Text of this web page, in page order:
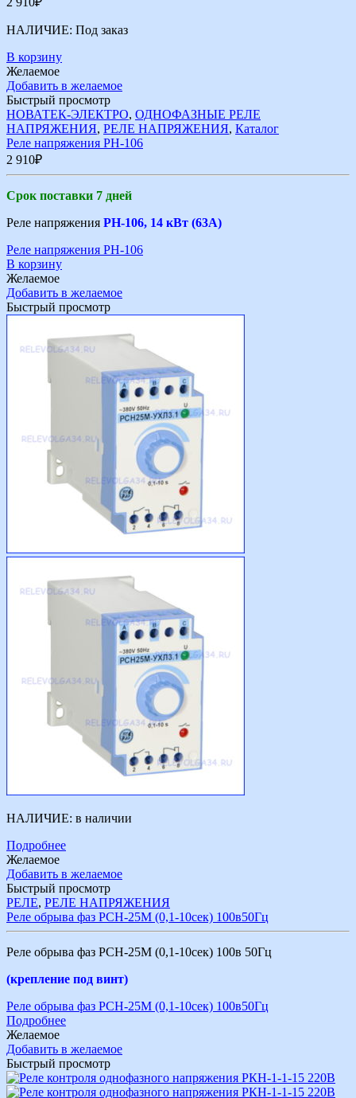
НАЛИЧИЕ: Под заказ
В корзину
Желаемое
Добавить в желаемое
Быстрый просмотр
НОВАТЕК-ЭЛЕКТРО, ОДНОФАЗНЫЕ РЕЛЕ
НАПРЯЖЕНИЯ, РЕЛЕ НАПРЯЖЕНИЯ, Каталог
Реле напряжения РН-106
2 910₽
Срок поставки 7 дней
Реле напряжения РН-106, 14 кВт (63А)
Реле напряжения РН-106
В корзину
Желаемое
Добавить в желаемое
Быстрый просмотр
НАЛИЧИЕ: в наличии
Подробнее
Желаемое
Добавить в желаемое
Быстрый просмотр
РЕЛЕ, РЕЛЕ НАПРЯЖЕНИЯ
Реле обрыва фаз РСН-25М (0,1-10сек) 100в50Гц
Реле обрыва фаз РСН-25М (0,1-10сек) 100в 50Гц
(крепление под винт)
Реле обрыва фаз РСН-25М (0,1-10сек) 100в50Гц
Подробнее
Желаемое
Добавить в желаемое
Быстрый просмотр